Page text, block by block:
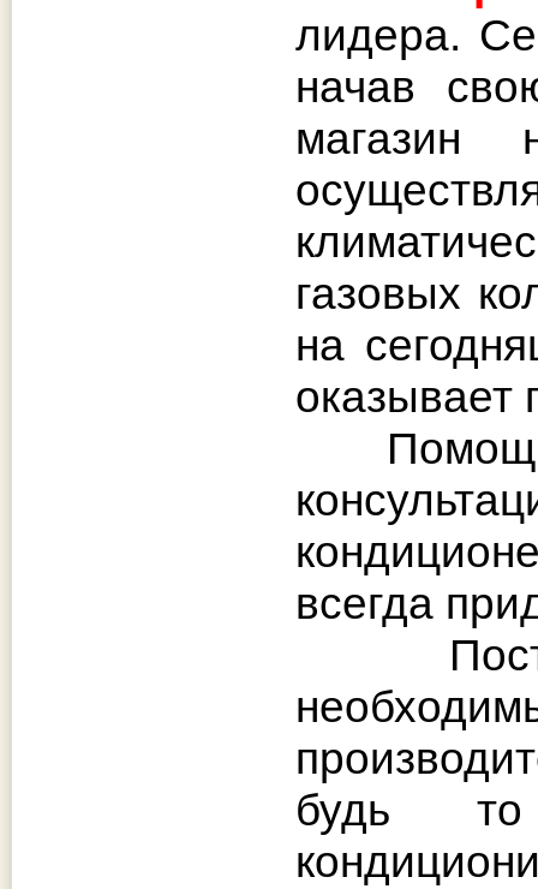
лидера.
начав
магазин
газовых
на
оказывает
Помощь
всегда
будь то